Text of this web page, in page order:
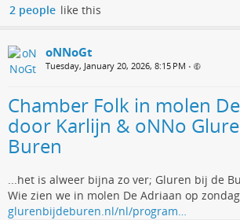
2 people like this
oNNoGt
Tuesday, January 20, 2026, 8:15 PM •
Chamber Folk in molen
door Karlijn & oNNo
Buren
...het is alweer bijna zo ver; Gluren bij de
Wie zien we in molen De Adriaan op
glurenbijdeburen.nl/nl/program…